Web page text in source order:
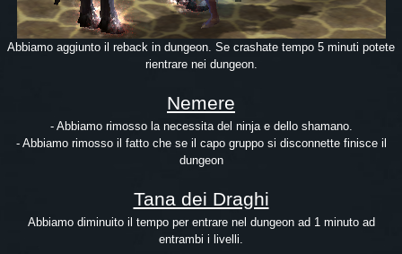
Abbiamo aggiunto il reback in dungeon. Se crashate tempo 5 minuti potete
rientrare nei dungeon.
Nemere
- Abbiamo rimosso la necessita del ninja e dello shamano.
- Abbiamo rimosso il fatto che se il capo gruppo si disconnette finisce il
dungeon
Tana dei Draghi
Abbiamo diminuito il tempo per entrare nel dungeon ad 1 minuto ad
entrambi i livelli.